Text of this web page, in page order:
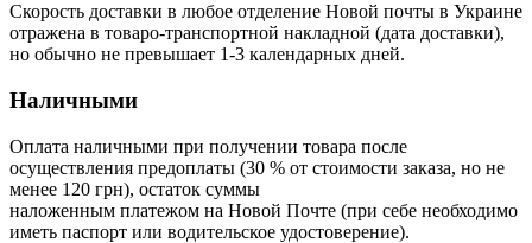
Скорость доставки в любое отделение Новой почты в Украине
отражена в товаро-транспортной накладной (дата доставки),
но обычно не превышает 1-3 календарных дней.
Наличными
Оплата наличными при получении товара после
осуществления предоплаты (30 % от стоимости заказа, но не
менее 120 грн), остаток суммы
наложенным платежом на Новой Почте (при себе необходимо
иметь паспорт или водительское удостоверение).